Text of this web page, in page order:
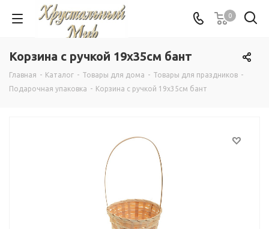
0
Корзина с ручкой 19х35см бант
Главная - Каталог - Товары для дома - Товары для праздников -
Подарочная упаковка - Корзина с ручкой 19х35см бант